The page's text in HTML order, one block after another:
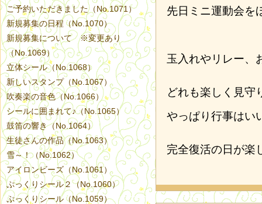
先日ミニ運動会を
玉入れやリレー、
どれも楽しく見守
やっぱり行事はい
完全復活の日が楽
ご予約いただきました（No.1071）
新規募集の日程（No.1070）
新規募集について ※変更あり
（No.1069）
立体シール（No.1068）
新しいスタンプ（No.1067）
吹奏楽の音色（No.1066）
シールに囲まれて♪（No.1065）
鼓笛の響き（No.1064）
生徒さんの作品（No.1063）
雪～！（No.1062）
アイロンビーズ（No.1061）
ぷっくりシール２（No.1060）
ぷっくりシール（No.1059）